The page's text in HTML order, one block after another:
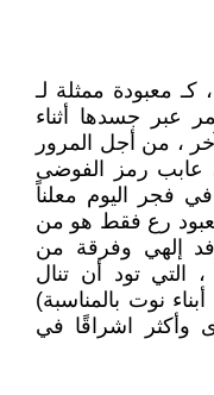
كـ معبودة ممثلة لـ
عبر جسدها أثناء
، من أجل المرور
عابب رمز الفوضى
فجر اليوم معلناً
رع فقط هو من
إلهي وفرقة من
التي تود أن تنال
نوت بالمناسبة)
وأكثر اشراقًا في